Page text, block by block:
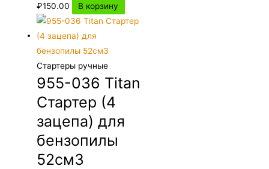
₽150.00 В корзину
Стартеры ручные
955-036 Titan
Стартер (4
зацепа) для
бензопилы
52см3